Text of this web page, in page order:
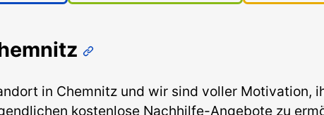
in Chemnitz und wir sind voller Motivation,
kostenlose Nachhilfe-Angebote zu